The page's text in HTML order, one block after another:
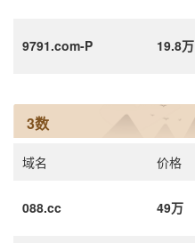
9791.com-P 19.8万
3数
域名 价格
088.cc 49万